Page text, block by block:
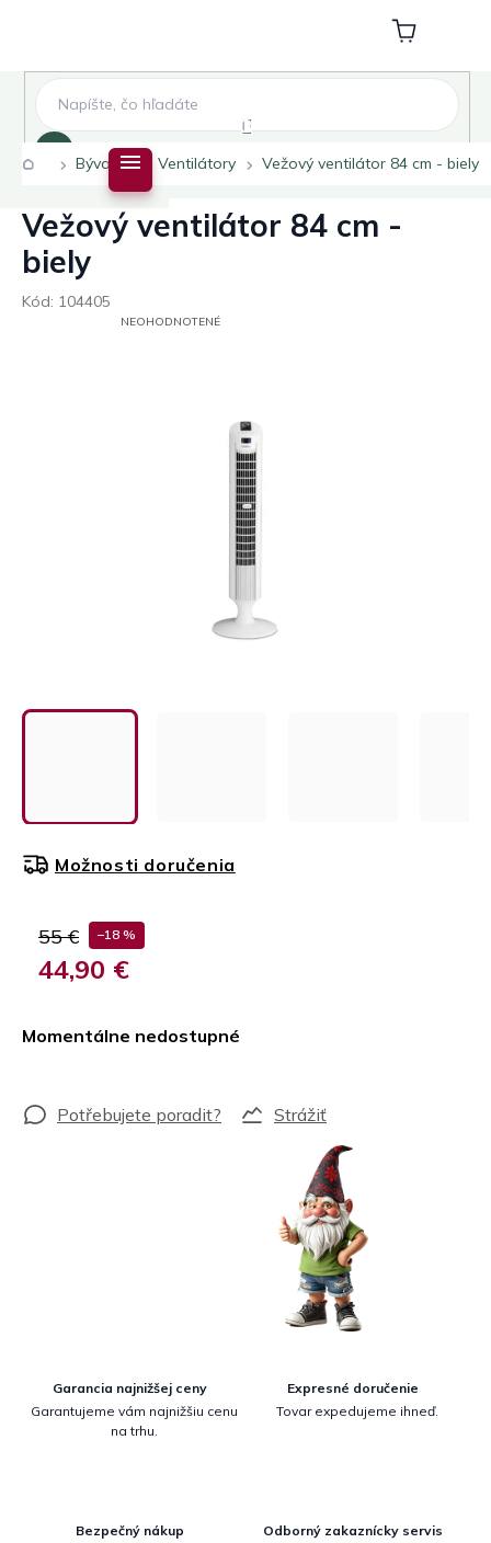
Nákupný
košík
Domov
Bývanie Ventilátory Vežový ventilátor 84 cm - biely
Vežový ventilátor 84 cm -
biely
Kód: 104405
PRIEMERNÉNEOHODNOTENÉ
55 € –18 %
44,90 €
Momentálne nedostupné
Možnosti doručenia
Strážiť
Garancia najnižšej ceny
Garantujeme vám najnižšiu cenu
na trhu.
Expresné doručenie
Tovar expedujeme ihneď.
Bezpečný nákup
Odborný zakaznícky servis